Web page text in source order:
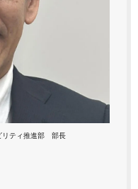
リティ推進部 部長